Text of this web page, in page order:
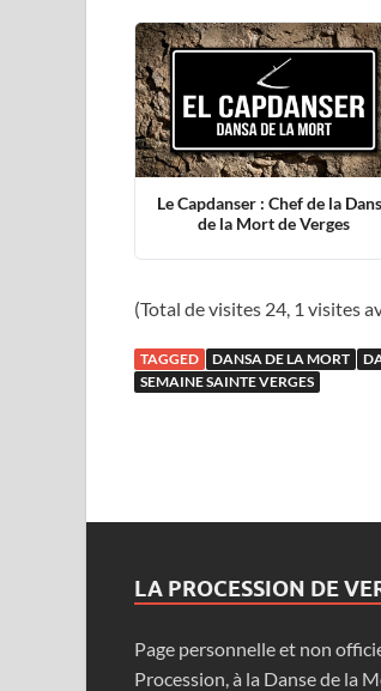
Le Capdanser : Chef de la
de la Mort de Verges
(Total de visites 24, 1 visites
TAGGED DANSA DE LA MORT
SEMAINE SAINTE VERGES
LA PROCESSION DE
Page personnelle et non
Procession, à la Danse de la